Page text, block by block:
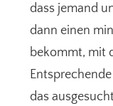
dass jemand
dann einen
bekommt, mit
das